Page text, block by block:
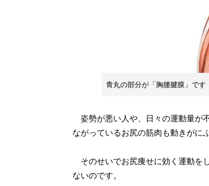
青丸の部分が「胸腰腱膜」です
姿勢が悪い人や、日々の運動量が
ながっているお尻の筋肉も動きがに
そのせいでお尻痩せに効く運動を
ないのです。